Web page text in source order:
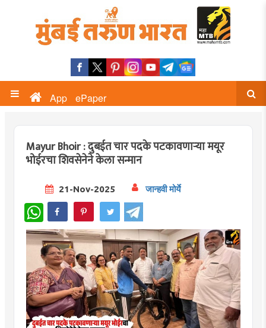
App ePaper
Mayur Bhoir : दुबईत चार पदके पटकावणाऱ्या मयूर
भोईरचा शिवसेनेने केला सन्मान
21-Nov-2025 जान्हवी मोर्ये
WhatsApp